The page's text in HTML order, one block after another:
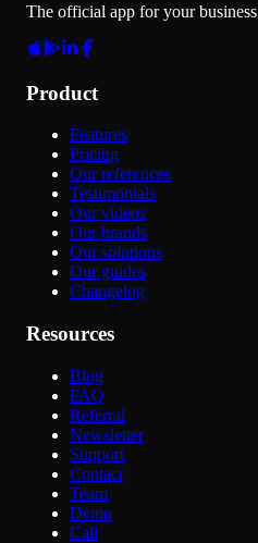
The official app for your business
Product
Features
Pricing
Our references
Testimonials
Our videos
Our brands
Our solutions
Our guides
Changelog
Resources
Blog
FAQ
Referral
Newsletter
Support
Contact
Team
Demo
Call